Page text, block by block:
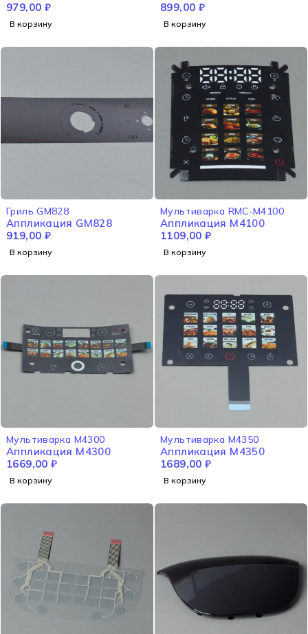
979,00 ₽
В корзину
899,00 ₽
В корзину
Гриль GM828
Аппликация GM828
919,00 ₽
В корзину
Мультиварка RMC-M4100
Аппликация M4100
1109,00 ₽
В корзину
Мультиварка M4300
Аппликация M4300
1669,00 ₽
В корзину
Мультиварка M4350
Аппликация M4350
1689,00 ₽
В корзину